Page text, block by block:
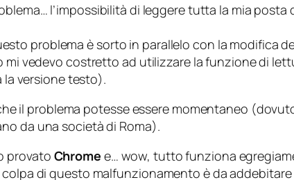
l’impossibilità di leggere tutta la mia posta
problema è sorto in parallelo con la modifica
vedevo costretto ad utilizzare la funzione di
la versione testo).
il problema potesse essere momentaneo (
da una società di Roma).
provato Chrome e… wow, tutto funziona
di questo malfunzionamento è da